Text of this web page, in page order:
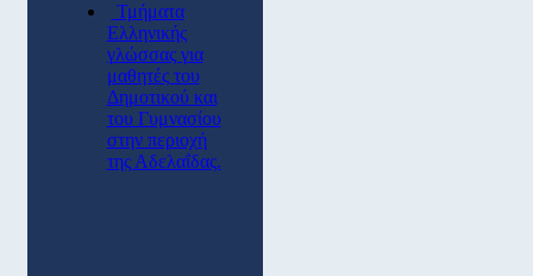
Τμήματα
Ελληνικής
γλώσσας για
μαθητές του
Δημοτικού και
του Γυμνασίου
στην περιοχή
της Αδελαΐδας.